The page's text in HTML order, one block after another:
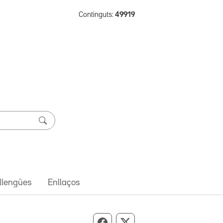
Continguts: 49919
Enllaços